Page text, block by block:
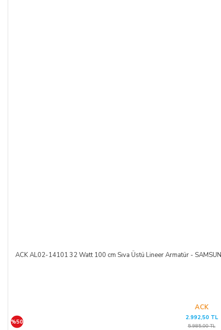
ACK AL02-14101 32 Watt 100 cm Sıva Üstü Lineer Armatür -
ACK
%50
2.992,50 TL
5.985,00 TL